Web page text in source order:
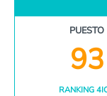
PUESTO
93
RANKING